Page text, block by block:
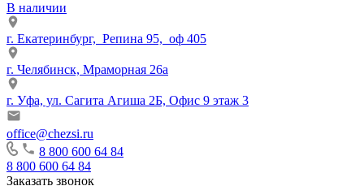
В наличии
г. Екатеринбург, Репина 95, оф 405
г. Челябинск, Мраморная 26а
г. Уфа, ул. Сагита Агиша 2Б, Офис 9 этаж 3
office@chezsi.ru
8 800 600 64 84
8 800 600 64 84
Заказать звонок